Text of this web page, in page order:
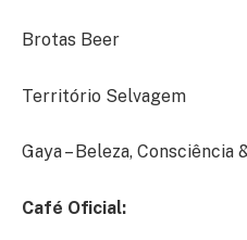
Brotas Beer
Território Selvagem
Gaya – Beleza, Consciência
Café Oficial: